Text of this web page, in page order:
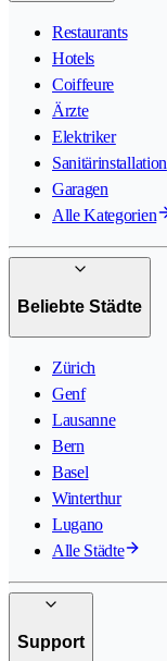
Restaurants
Hotels
Coiffeure
Ärzte
Elektriker
Sanitärinstallation
Garagen
Alle Kategorien
Beliebte Städte
Zürich
Genf
Lausanne
Bern
Basel
Winterthur
Lugano
Alle Städte
Support